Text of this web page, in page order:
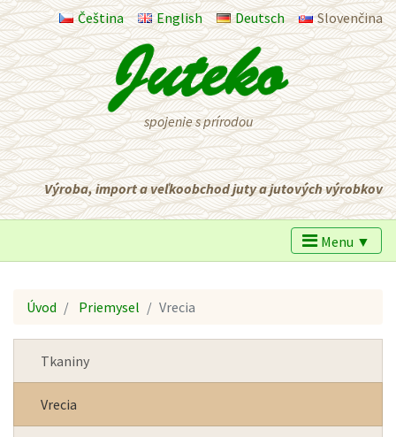
Čeština English Deutsch Slovenčina
spojenie s prírodou
Výroba, import a veľkoobchod juty a jutových výrobkov
Menu ▼
Úvod Priemysel Vrecia
Tkaniny
Vrecia